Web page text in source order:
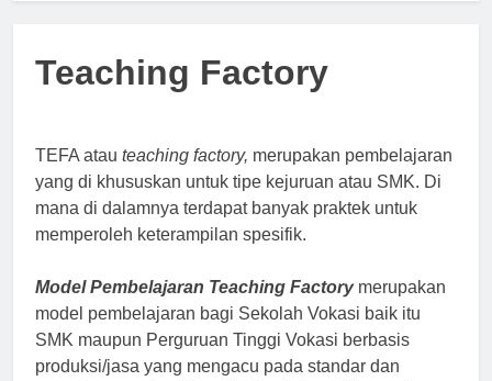
Teaching Factory
TEFA atau teaching factory, merupakan pembelajaran
yang di khususkan untuk tipe kejuruan atau SMK. Di
mana di dalamnya terdapat banyak praktek untuk
memperoleh keterampilan spesifik.
Model Pembelajaran Teaching Factory merupakan
model pembelajaran bagi Sekolah Vokasi baik itu
SMK maupun Perguruan Tinggi Vokasi berbasis
produksi/jasa yang mengacu pada standar dan